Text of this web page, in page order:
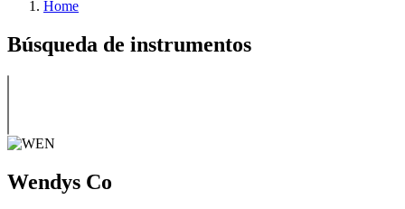
Home
Búsqueda de instrumentos
Wendys Co